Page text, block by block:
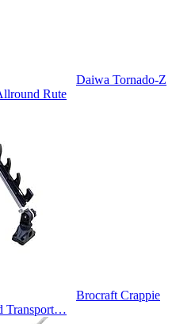
Daiwa Tornado-Z
Rute
Brocraft Crappie
Transport…